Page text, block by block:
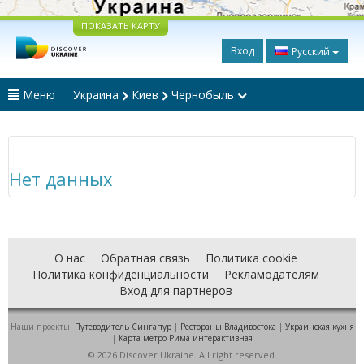
ПОКАЗАТЬ КАРТУ
Вход Русский
Меню Украина Киев Чернобыль
Нет данных
О нас Обратная связь
Политика cookie
Политика конфиденциальности
Рекламодателям
Вход для партнеров
Наши проекты: Путеводитель Сингапур| Рестораны Владивостока | Украинская кухня
| Карта метро Рима интерактивная
© 2026 Discover Ukraine. All right reserved.